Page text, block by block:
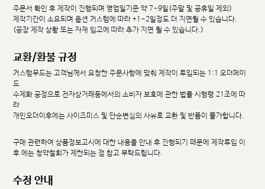
주문서 확인 후 제작이 진행되며 영업일기준 약 7~9일(주말 및 공휴일 제외)
제작기간이 소요되며 옵션 커스텀에 따라 +1~2일정도 더 지연될 수 있습니다.
(공장 제작 상황 또는 자재 입고에 따라 추가 지연 될 수 있습니다.)
교환/환불 규정
커스텀무드는 고객님께서 요청한 주문사항에 맞춰 제작이 투입되는 1:1 오더메이
드
수제화 공정으로 전자상거래등에서의 소비자 보호에 관한 법률 시행령 21조에 따
라
개인오더이후에는 사이즈미스 및 단순변심의 사유로 교환 및 반품이 불가합니다.
구매 관련하여 상품정보고시에 대한 내용을 안내 후 진행되기 때문에 제작투입 이
후 에는 청약철회가 제한되는 점 참고 부탁드립니다.
수정 안내